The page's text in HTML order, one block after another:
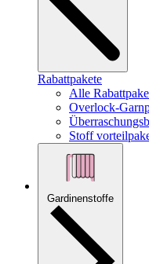
Rabattpakete
Alle
Overlock-
Stoff
Gardinenstoffe